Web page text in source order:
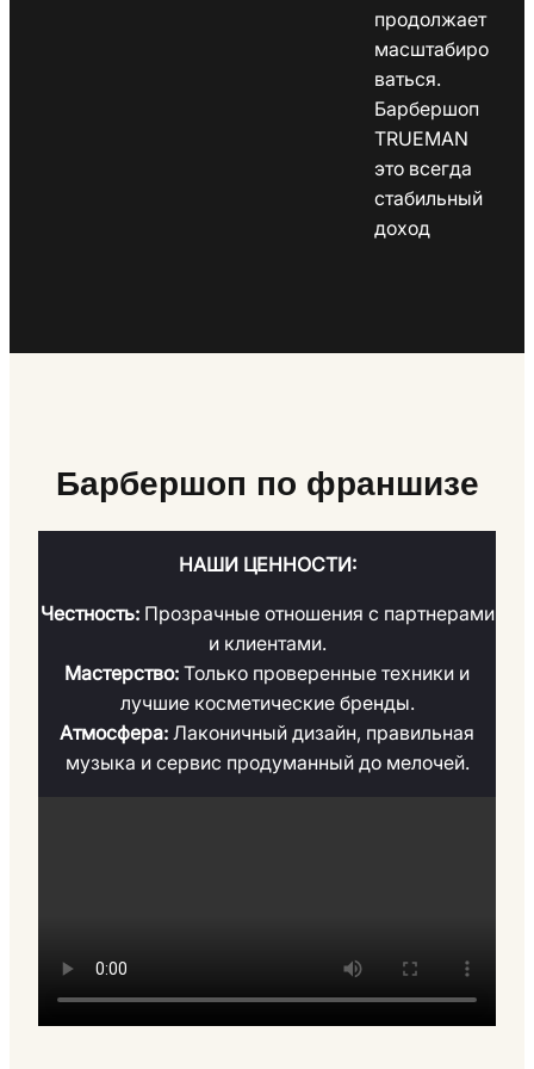
продолжает
масштабиро
ваться.
Барбершоп
TRUEMAN
это всегда
стабильный
доход
Барбершоп по франшизе
НАШИ ЦЕННОСТИ:
Честность:Прозрачные отношения с партнерами
и клиентами.
Мастерство: Только проверенные техники и
лучшие косметические бренды.
Атмосфера: Лаконичный дизайн, правильная
музыка и сервис продуманный до мелочей.